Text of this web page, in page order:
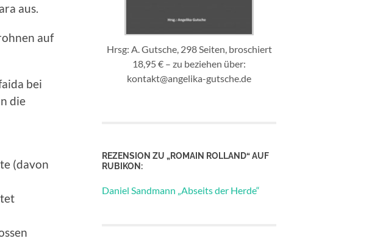
aus.
auf
bei
die
(davon
Hrsg: A. Gutsche, 298 Seiten, broschiert
18,95 € – zu beziehen über:
kontakt@angelika-gutsche.de
REZENSION ZU „ROMAIN ROLLAND“ AUF
RUBIKON:
Daniel Sandmann „Abseits der Herde“